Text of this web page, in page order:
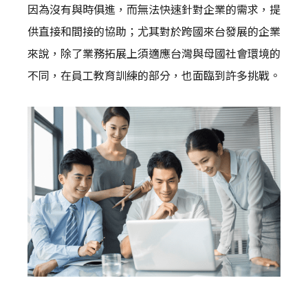
因為沒有與時俱進，而無法快速針對企業的需求，提
供直接和間接的協助；尤其對於跨國來台發展的企業
來說，除了業務拓展上須適應台灣與母國社會環境的
不同，在員工教育訓練的部分，也面臨到許多挑戰。